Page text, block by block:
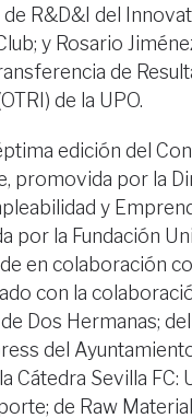
R&D&I del
y Rosario
de
de la UPO.
edición del
promovida por la
y
por la Fundación
en colaboración
con la
Dos Hermanas;
del
Cátedra Sevilla FC:
de Raw